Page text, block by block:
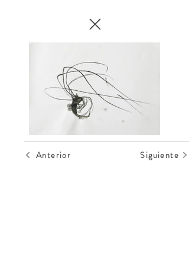
Anterior Siguiente